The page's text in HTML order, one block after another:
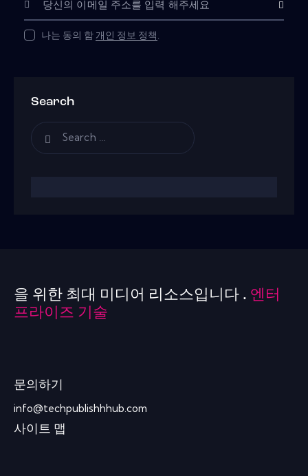
Subscribe
나는 동의 함 개인 정보 정책.
Search
을 위한 최대 미디어 리소스입니다 . 엔터
프라이즈 기술
문의하기
info@techpublishhhub.com
사이트 맵